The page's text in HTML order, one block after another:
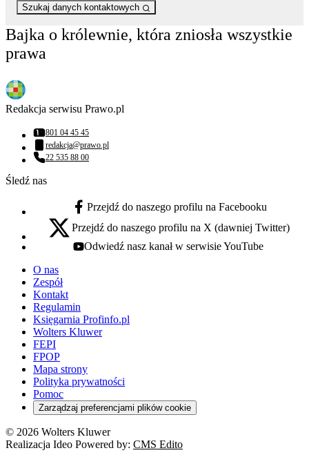
Szukaj danych kontaktowych
Bajka o królewnie, która zniosła wszystkie
prawa
Redakcja serwisu Prawo.pl
Numer telefonu:
801 04 45 45
Adres email:
redakcja@prawo.pl
Numer telefonu:
22 535 88 00
Śledź nas
facebook - otwiera się w nowej karcie
Przejdź do naszego profilu na Facebooku
x - otwiera się w nowej karcie
Przejdź do naszego profilu na X (dawniej Twitter)
youtube - otwiera się w nowej karcie
Odwiedź nasz kanał w serwisie YouTube
O nas
Zespół
Kontakt
Regulamin
Księgarnia Profinfo.pl
Wolters Kluwer
FEPI
FPOP
Mapa strony
Polityka prywatności
Pomoc
Zarządzaj preferencjami plików cookie
© 2026 Wolters Kluwer
Realizacja Ideo Powered by: CMS Edito